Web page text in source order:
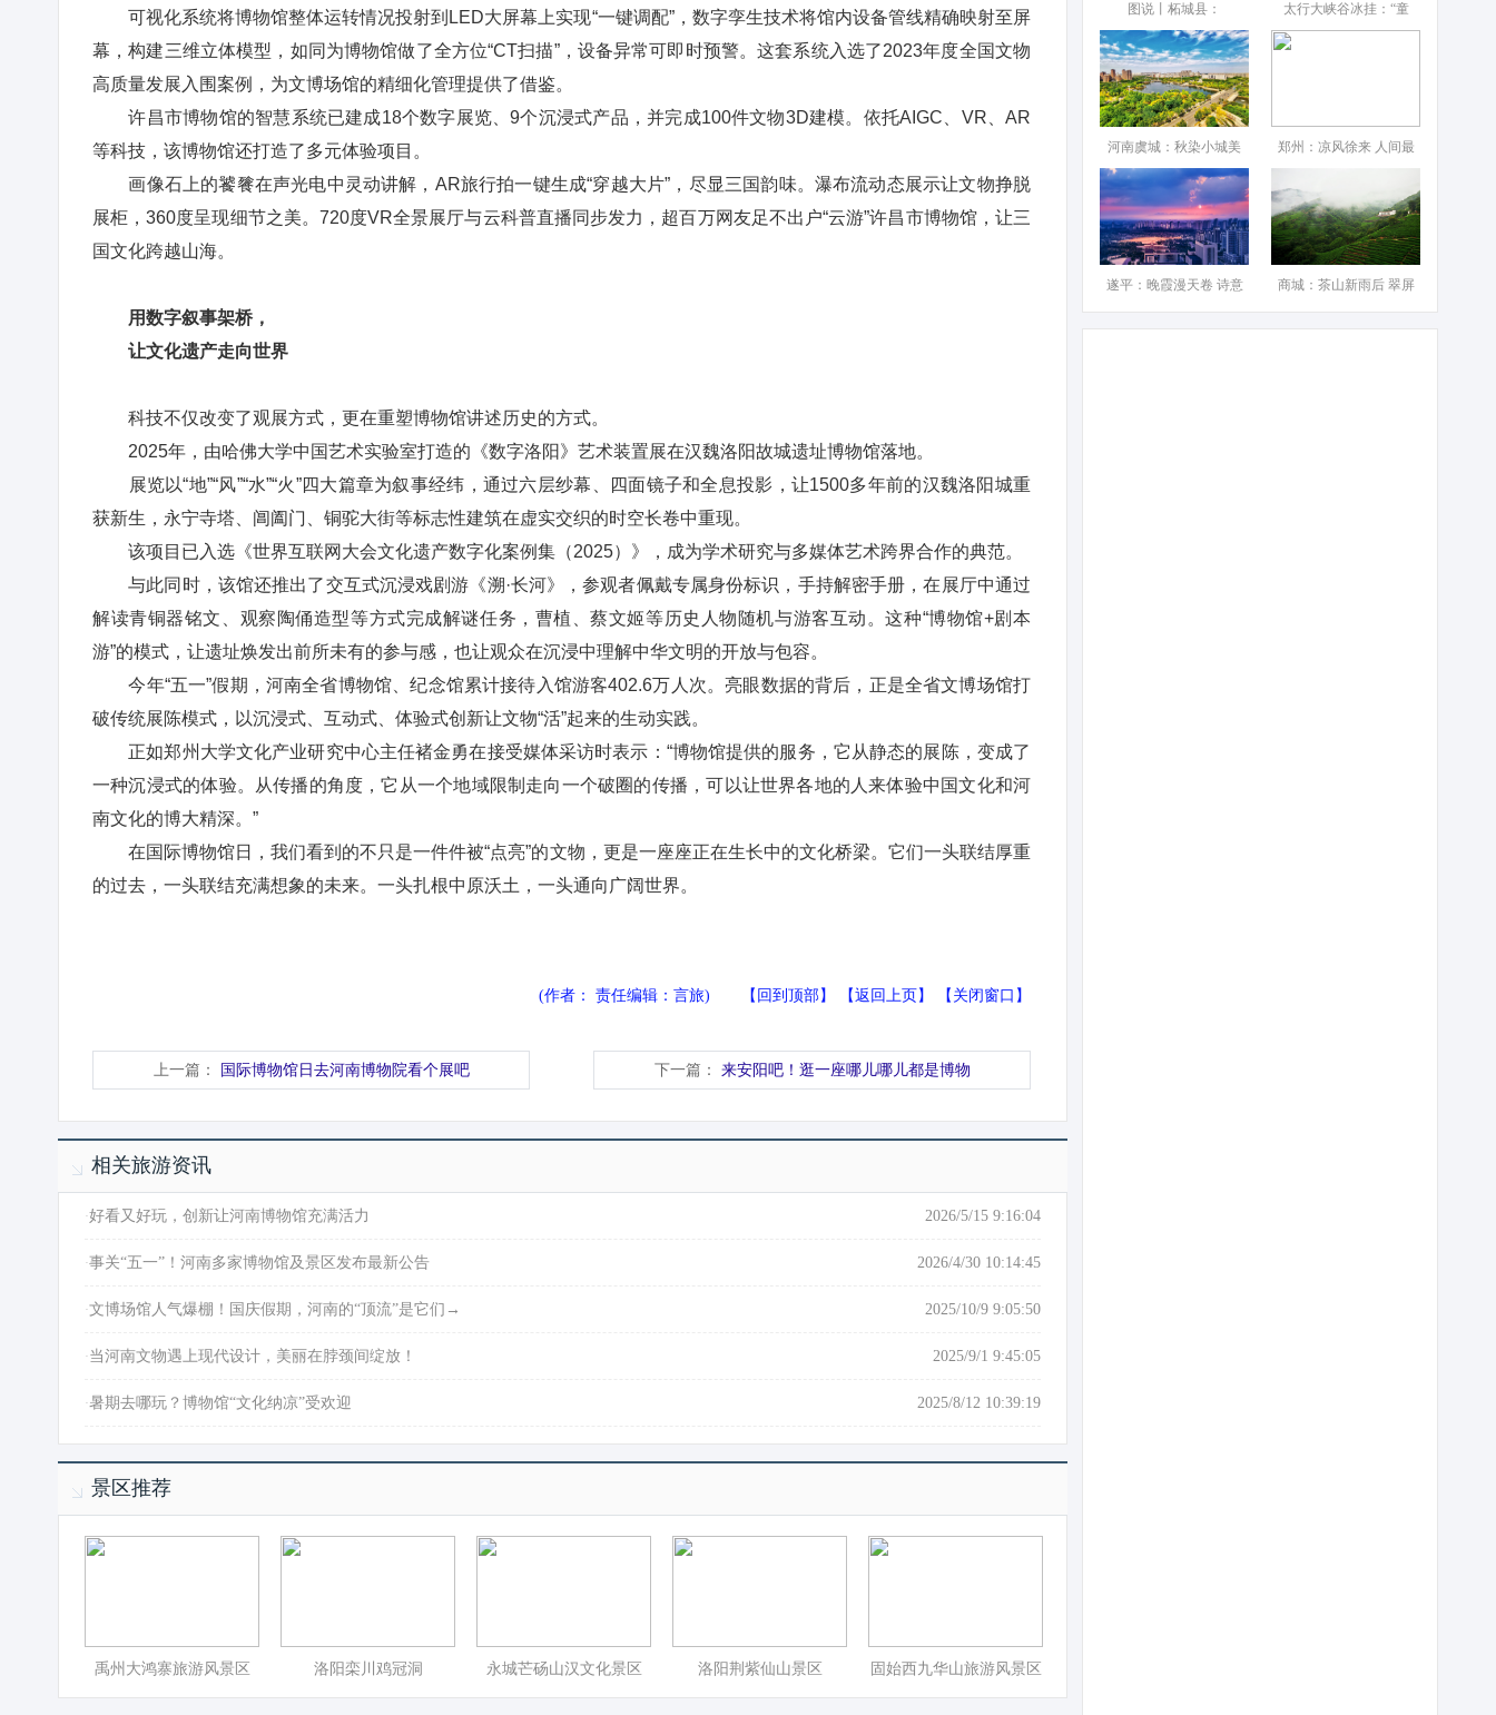
可视化系统将博物馆整体运转情况投射到LED大屏幕上实现“一键调配”，数字孪生技术将馆内设备管线精确映射至屏
幕，构建三维立体模型，如同为博物馆做了全方位“CT扫描”，设备异常可即时预警。这套系统入选了2023年度全国文物
高质量发展入围案例，为文博场馆的精细化管理提供了借鉴。
许昌市博物馆的智慧系统已建成18个数字展览、9个沉浸式产品，并完成100件文物3D建模。依托AIGC、VR、AR
等科技，该博物馆还打造了多元体验项目。
画像石上的饕餮在声光电中灵动讲解，AR旅行拍一键生成“穿越大片”，尽显三国韵味。瀑布流动态展示让文物挣脱
展柜，360度呈现细节之美。720度VR全景展厅与云科普直播同步发力，超百万网友足不出户“云游”许昌市博物馆，让三
国文化跨越山海。
用数字叙事架桥，
让文化遗产走向世界
科技不仅改变了观展方式，更在重塑博物馆讲述历史的方式。
2025年，由哈佛大学中国艺术实验室打造的《数字洛阳》艺术装置展在汉魏洛阳故城遗址博物馆落地。
展览以“地”“风”“水”“火”四大篇章为叙事经纬，通过六层纱幕、四面镜子和全息投影，让1500多年前的汉魏洛阳城重
获新生，永宁寺塔、阊阖门、铜驼大街等标志性建筑在虚实交织的时空长卷中重现。
该项目已入选《世界互联网大会文化遗产数字化案例集（2025）》，成为学术研究与多媒体艺术跨界合作的典范。
与此同时，该馆还推出了交互式沉浸戏剧游《溯·长河》，参观者佩戴专属身份标识，手持解密手册，在展厅中通过
解读青铜器铭文、观察陶俑造型等方式完成解谜任务，曹植、蔡文姬等历史人物随机与游客互动。这种“博物馆+剧本
游”的模式，让遗址焕发出前所未有的参与感，也让观众在沉浸中理解中华文明的开放与包容。
今年“五一”假期，河南全省博物馆、纪念馆累计接待入馆游客402.6万人次。亮眼数据的背后，正是全省文博场馆打
破传统展陈模式，以沉浸式、互动式、体验式创新让文物“活”起来的生动实践。
正如郑州大学文化产业研究中心主任褚金勇在接受媒体采访时表示：“博物馆提供的服务，它从静态的展陈，变成了
一种沉浸式的体验。从传播的角度，它从一个地域限制走向一个破圈的传播，可以让世界各地的人来体验中国文化和河
南文化的博大精深。”
在国际博物馆日，我们看到的不只是一件件被“点亮”的文物，更是一座座正在生长中的文化桥梁。它们一头联结厚重
的过去，一头联结充满想象的未来。一头扎根中原沃土，一头通向广阔世界。
(作者： 责任编辑：言旅) 【 回到顶部】 【返回上页 】 【 关闭窗口 】
上一篇： 国际博物馆日去河南博物院看个展吧 下一篇： 来安阳吧！逛一座哪儿哪儿都是博物
相关旅游资讯
2026/5/15 9:16:04
·好看又好玩，创新让河南博物馆充满活力
2026/4/30 10:14:45
·事关“五一”！河南多家博物馆及景区发布最新公告
2025/10/9 9:05:50
·文博场馆人气爆棚！国庆假期，河南的“顶流”是它们→
2025/9/1 9:45:05
·当河南文物遇上现代设计，美丽在脖颈间绽放！
2025/8/12 10:39:19
·暑期去哪玩？博物馆“文化纳凉”受欢迎
景区推荐
禹州大鸿寨旅游风景区 洛阳栾川鸡冠洞 永城芒砀山汉文化景区 洛阳荆紫仙山景区 固始西九华山旅游风景区
图说丨柘城县：‌ 太行大峡谷冰挂：“童
河南虞城：秋染小城美 郑州：凉风徐来 人间最
遂平：晚霞漫天卷 诗意 商城：茶山新雨后 翠屏